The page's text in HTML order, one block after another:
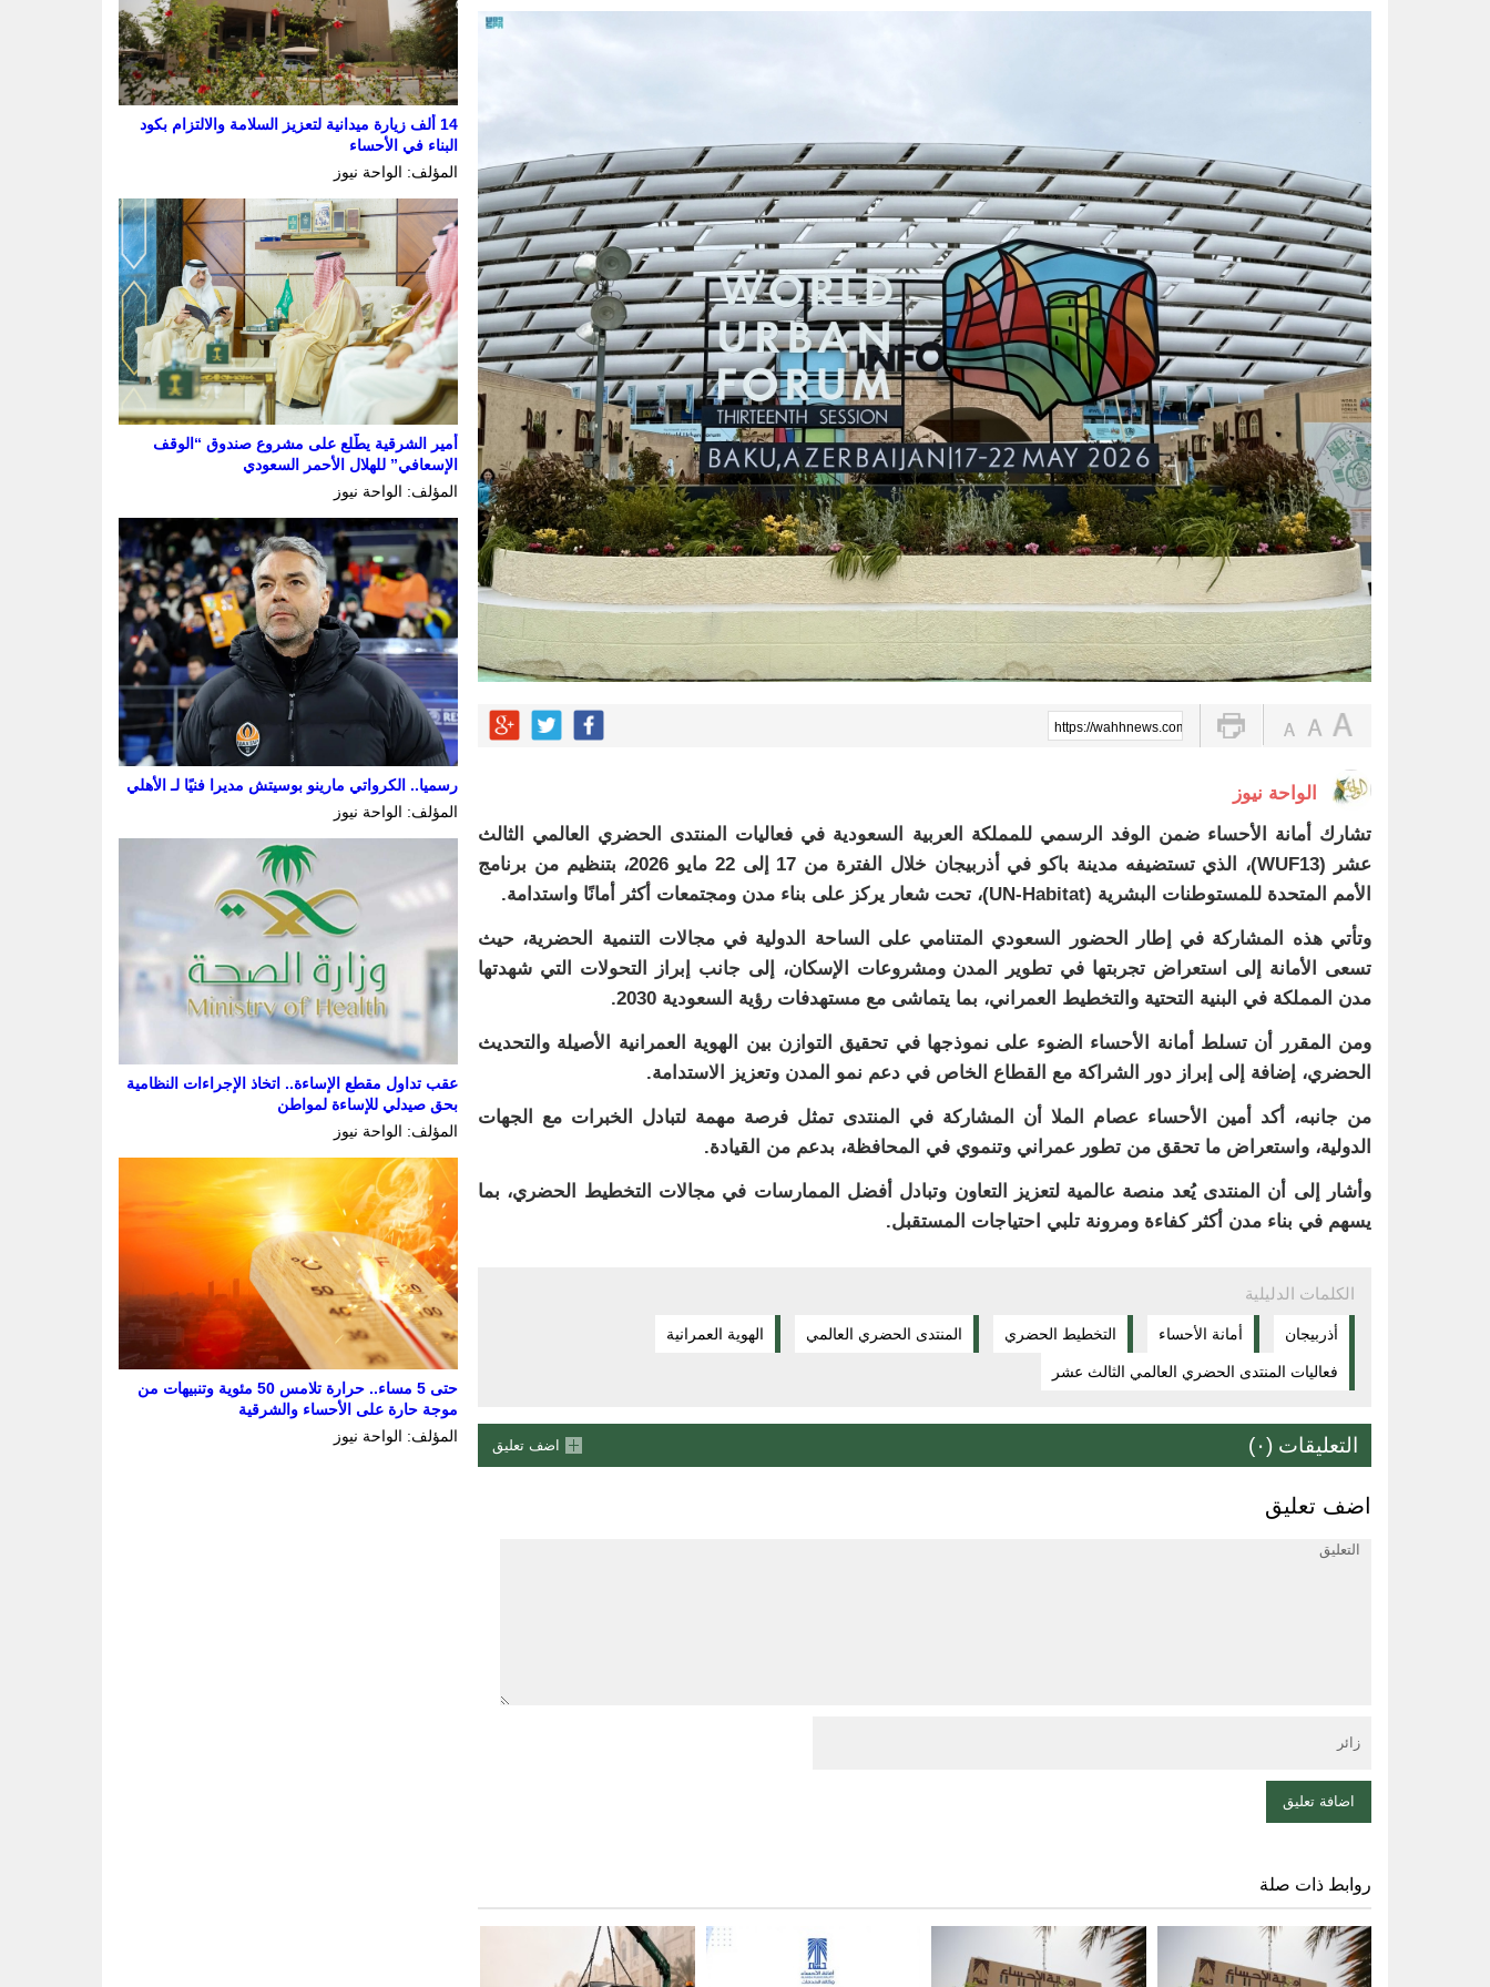
أمانة الشرقية تُرخص 74 لوحة إعلانية بالظهران للحفاظ على المشهد الحضري
أمير الشرقية يؤكد أهمية الاستفادة من التقنيات الحديثة لخدمة الأشخاص ذوي الإعاقة السمعية
14 ألف زيارة ميدانية لتعزيز السلامة والالتزام بكود البناء في الأحساء
https://wahhnews.com/?p=102868
الواحة نيوز
تشارك أمانة الأحساء ضمن الوفد الرسمي للمملكة العربية السعودية في فعاليات المنتدى الحضري العالمي الثالث
عشر (WUF13)، الذي تستضيفه مدينة باكو في أذربيجان خلال الفترة من 17 إلى 22 مايو 2026، بتنظيم من برنامج
الأمم المتحدة للمستوطنات البشرية (UN-Habitat)، تحت شعار يركز على بناء مدن ومجتمعات أكثر أمانًا واستدامة.
وتأتي هذه المشاركة في إطار الحضور السعودي المتنامي على الساحة الدولية في مجالات التنمية الحضرية، حيث
تسعى الأمانة إلى استعراض تجربتها في تطوير المدن ومشروعات الإسكان، إلى جانب إبراز التحولات التي شهدتها
مدن المملكة في البنية التحتية والتخطيط العمراني، بما يتماشى مع مستهدفات رؤية السعودية 2030.
ومن المقرر أن تسلط أمانة الأحساء الضوء على نموذجها في تحقيق التوازن بين الهوية العمرانية الأصيلة والتحديث
الحضري، إضافة إلى إبراز دور الشراكة مع القطاع الخاص في دعم نمو المدن وتعزيز الاستدامة.
من جانبه، أكد أمين الأحساء عصام الملا أن المشاركة في المنتدى تمثل فرصة مهمة لتبادل الخبرات مع الجهات
الدولية، واستعراض ما تحقق من تطور عمراني وتنموي في المحافظة، بدعم من القيادة.
وأشار إلى أن المنتدى يُعد منصة عالمية لتعزيز التعاون وتبادل أفضل الممارسات في مجالات التخطيط الحضري، بما
يسهم في بناء مدن أكثر كفاءة ومرونة تلبي احتياجات المستقبل.
الكلمات الدليلية
أذربيجان أمانة الأحساء التخطيط الحضري المنتدى الحضري العالمي الهوية العمرانية
فعاليات المنتدى الحضري العالمي الثالث عشر
التعليقات (٠) اضف تعليق
اضف تعليق
روابط ذات صلة
14 ألف زيارة ميدانية لتعزيز السلامة والالتزام بكود
البناء في الأحساء
المؤلف: الواحة نيوز
أمير الشرقية يطّلع على مشروع صندوق “الوقف
الإسعافي” للهلال الأحمر السعودي
المؤلف: الواحة نيوز
رسميا.. الكرواتي مارينو بوسيتش مديرا فنيًا لـ الأهلي
المؤلف: الواحة نيوز
عقب تداول مقطع الإساءة.. اتخاذ الإجراءات النظامية
بحق صيدلي للإساءة لمواطن
المؤلف: الواحة نيوز
حتى 5 مساء.. حرارة تلامس 50 مئوية وتنبيهات من
موجة حارة على الأحساء والشرقية
المؤلف: الواحة نيوز